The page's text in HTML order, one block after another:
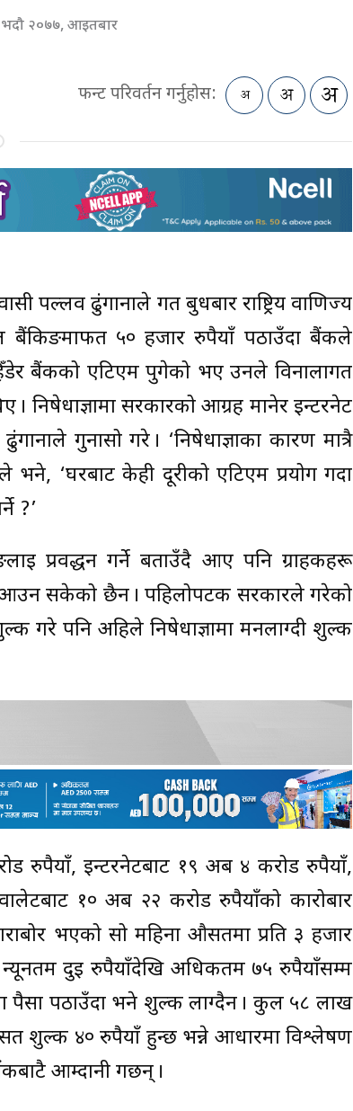
२०७७, आइतबार
फन्ट परिवर्तन गर्नुहोस:
पल्लव ढुंगानाले गत बुधबार राष्ट्रिय वाणिज्य
५० हजार रुपैयाँ पठाउँदा बैंकले
बैंकको एटिएम पुगेको भए उनले विनालागत
सरकारको आग्रह मानेर इन्टरनेट
गुनासो गरे । ‘निषेधाज्ञाका कारण मात्रै
‘घरबाट केही दूरीको एटिएम प्रयोग गर्दा
?’
प्रवर्द्धन गर्ने बताउँदै आए पनि ग्राहकहरू
आउन सकेको छैन । पहिलोपटक सरकारले गरेको
गरे पनि अहिले निषेधाज्ञामा मनलाग्दी शुल्क
रुपैयाँ, इन्टरनेटबाट १९ अर्ब ४ करोड रुपैयाँ,
१० अर्ब २२ करोड रुपैयाँको कारोबार
भएको सो महिना औसतमा प्रति ३ हजार
न्यूनतम दुई रुपैयाँदेखि अधिकतम ७५ रुपैयाँसम्म
पठाउँदा भने शुल्क लाग्दैन । कुल ५८ लाख
शुल्क ४० रुपैयाँ हुन्छ भन्ने आधारमा विश्लेषण
आम्दानी गर्छन् ।